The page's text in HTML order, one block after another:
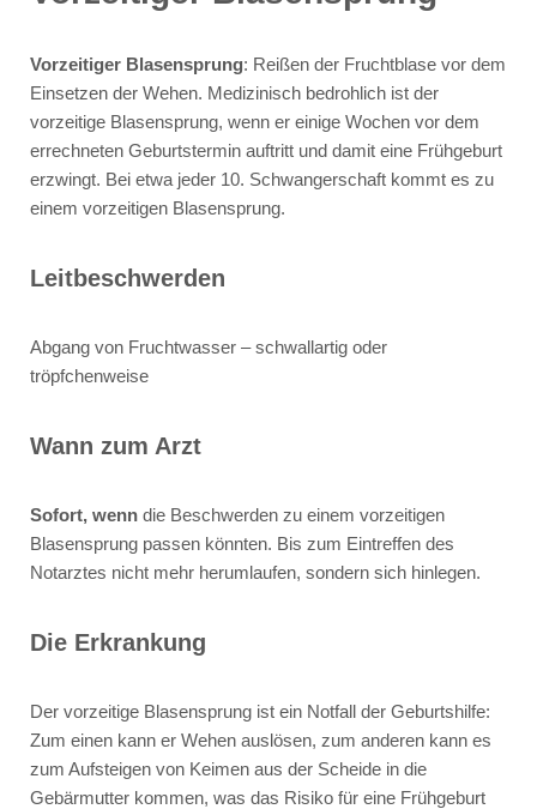
Vorzeitiger Blasensprung: Reißen der Fruchtblase vor dem
Einsetzen der Wehen. Medizinisch bedrohlich ist der
vorzeitige Blasensprung, wenn er einige Wochen vor dem
errechneten Geburtstermin auftritt und damit eine Frühgeburt
erzwingt. Bei etwa jeder 10. Schwangerschaft kommt es zu
einem vorzeitigen Blasensprung.
Leitbeschwerden
Abgang von Fruchtwasser – schwallartig oder
tröpfchenweise
Wann zum Arzt
Sofort, wenn die Beschwerden zu einem vorzeitigen
Blasensprung passen könnten. Bis zum Eintreffen des
Notarztes nicht mehr herumlaufen, sondern sich hinlegen.
Die Erkrankung
Der vorzeitige Blasensprung ist ein Notfall der Geburtshilfe:
Zum einen kann er Wehen auslösen, zum anderen kann es
zum Aufsteigen von Keimen aus der Scheide in die
Gebärmutter kommen, was das Risiko für eine Frühgeburt